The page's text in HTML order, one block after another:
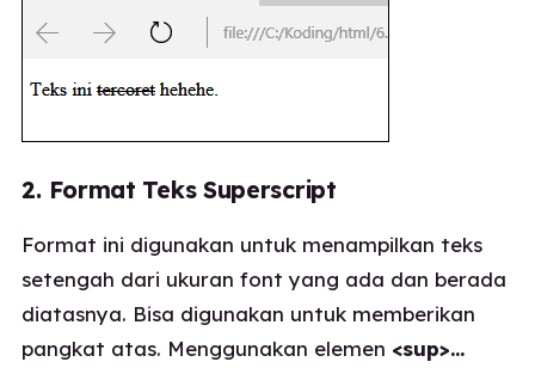
2. Format Teks Superscript
Format ini digunakan untuk menampilkan teks
setengah dari ukuran font yang ada dan berada
diatasnya. Bisa digunakan untuk memberikan
pangkat atas. Menggunakan elemen <sup>…